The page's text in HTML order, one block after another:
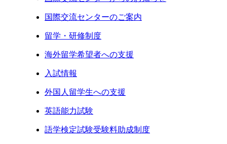
国際交流センターのご案内
留学・研修制度
海外留学希望者への支援
入試情報
外国人留学生への支援
英語能力試験
語学検定試験受験料助成制度